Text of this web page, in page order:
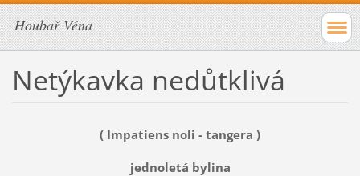
Houbař Véna
Netýkavka nedůtklivá
( Impatiens noli - tangera )
jednoletá bylina